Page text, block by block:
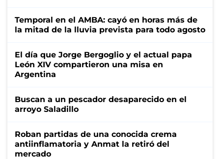
Temporal en el AMBA: cayó en horas más de
la mitad de la lluvia prevista para todo agosto
El día que Jorge Bergoglio y el actual papa
León XIV compartieron una misa en
Argentina
Buscan a un pescador desaparecido en el
arroyo Saladillo
Roban partidas de una conocida crema
antiinflamatoria y Anmat la retiró del
mercado